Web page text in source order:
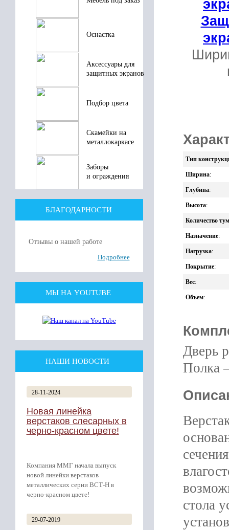
Оснастка
Аксессуары для
защитных экранов
Подбор цвета
Скамейки на
металлокаркасе
Заборы
и ограждения
БЛАГОДАРНОСТИ
Отзывы о нашей работе
Подробнее
МЫ НА YOUTUBE
НАШИ НОВОСТИ
28-11-2024
Новая линейка
верстаков слесарных в
черно-красном цвете!
Компания ММГ начала выпуск
новой линейки верстаков
металлических серии ВСТ-Н в
черно-красном цвете!
29-07-2019
Тип
Ширина:
Глубина:
Высота:
Количество
Назначение:
Нагрузка:
Покрытие:
Вес:
Объем:
Дверь
Полка
стола